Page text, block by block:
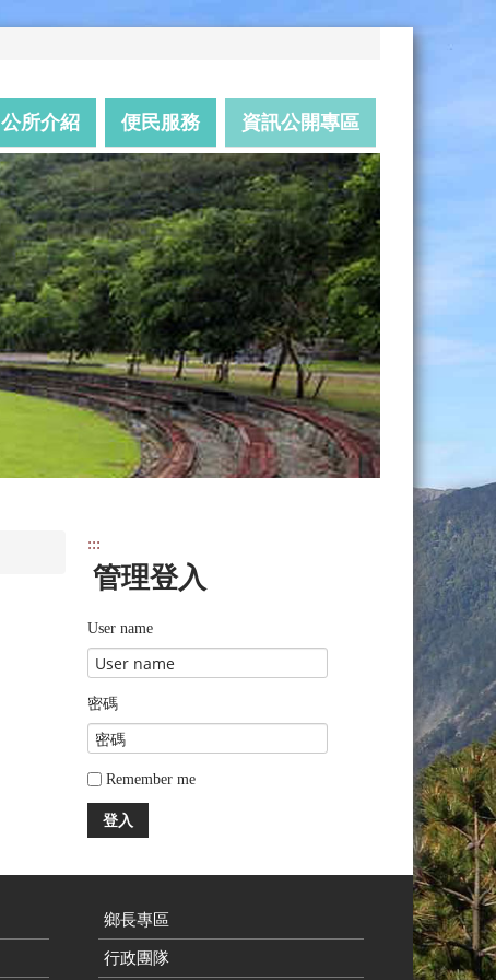
公所介紹 便民服務 資訊公開專區
:::
管理登入
User name
密碼
Remember me
登入
鄉長專區
行政團隊